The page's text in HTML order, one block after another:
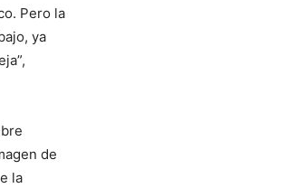
Pero la
ya
de
la